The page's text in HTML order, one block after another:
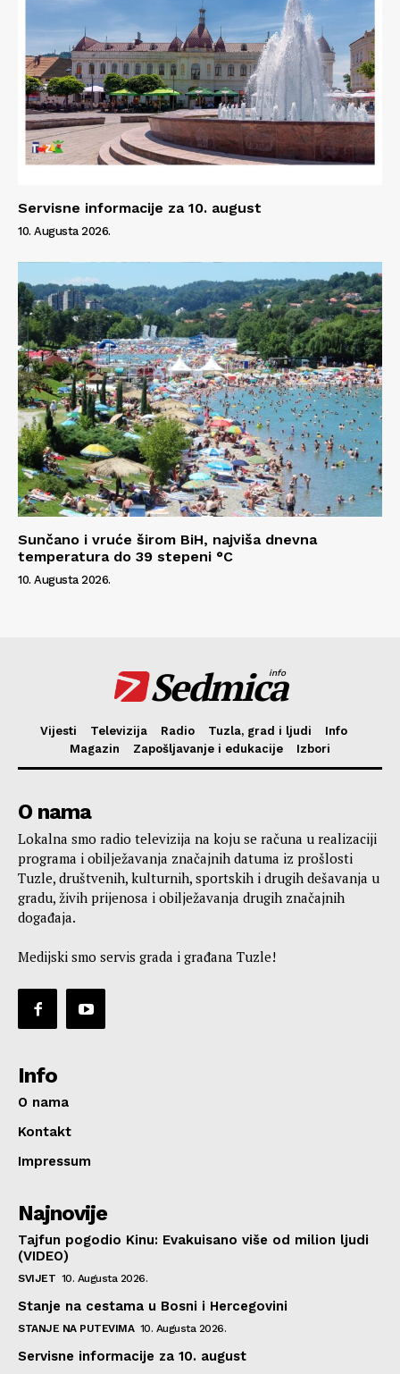
Servisne informacije za 10. august
10. Augusta 2026.
Sunčano i vruće širom BiH, najviša dnevna
temperatura do 39 stepeni °C
10. Augusta 2026.
Sedmica
info
Vijesti Televizija Radio Tuzla, grad i ljudi
Info
Magazin
Zapošljavanje i edukacije Izbori
O nama
Lokalna smo radio televizija na koju se računa u realizaciji
programa i obilježavanja značajnih datuma iz prošlosti
Tuzle, društvenih, kulturnih, sportskih i drugih dešavanja u
gradu, živih prijenosa i obilježavanja drugih značajnih
događaja.
Medijski smo servis grada i građana Tuzle!
Info
O nama
Kontakt
Impressum
Najnovije
Tajfun pogodio Kinu: Evakuisano više od milion ljudi
(VIDEO)
SVIJET 10. Augusta 2026.
Stanje na cestama u Bosni i Hercegovini
STANJE NA PUTEVIMA 10. Augusta 2026.
Servisne informacije za 10. august